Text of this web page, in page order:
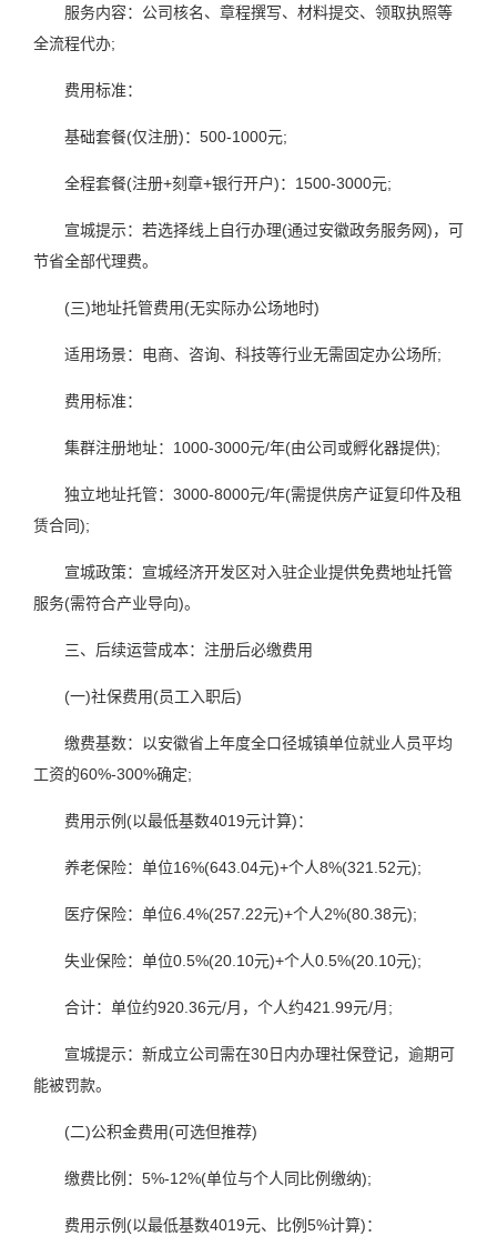
服务内容：公司核名、章程撰写、材料提交、领取执照等
全流程代办;
费用标准：
基础套餐(仅注册)：500-1000元;
全程套餐(注册+刻章+银行开户)：1500-3000元;
宣城提示：若选择线上自行办理(通过安徽政务服务网)，可
节省全部代理费。
(三)地址托管费用(无实际办公场地时)
适用场景：电商、咨询、科技等行业无需固定办公场所;
费用标准：
集群注册地址：1000-3000元/年(由公司或孵化器提供);
独立地址托管：3000-8000元/年(需提供房产证复印件及租
赁合同);
宣城政策：宣城经济开发区对入驻企业提供免费地址托管
服务(需符合产业导向)。
三、后续运营成本：注册后必缴费用
(一)社保费用(员工入职后)
缴费基数：以安徽省上年度全口径城镇单位就业人员平均
工资的60%-300%确定;
费用示例(以最低基数4019元计算)：
养老保险：单位16%(643.04元)+个人8%(321.52元);
医疗保险：单位6.4%(257.22元)+个人2%(80.38元);
失业保险：单位0.5%(20.10元)+个人0.5%(20.10元);
合计：单位约920.36元/月，个人约421.99元/月;
宣城提示：新成立公司需在30日内办理社保登记，逾期可
能被罚款。
(二)公积金费用(可选但推荐)
缴费比例：5%-12%(单位与个人同比例缴纳);
费用示例(以最低基数4019元、比例5%计算)：